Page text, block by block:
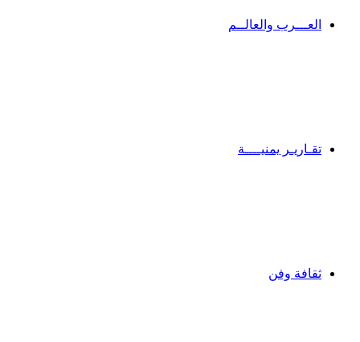
العـــرب والعالــم
تقـاريـر يمنيــــة
ثقافة وفن